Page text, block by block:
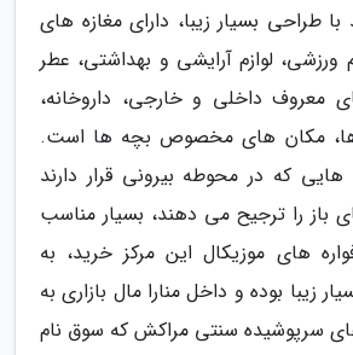
طراحی بسیار زیبا، دارای مغازه های
ورزشی، لوازم آرایشی و بهداشتی، عطر
معروف داخلی و خارجی، داروخانه،
ها، مکان های مخصوص بچه ها است.
هایی که در محوطه بیرونی قرار دارند
باز را ترجیح می دهند، بسیار مناسب
های موزیکال این مرکز خرید، به
بوده و داخل منارا مال بازاری به
سرپوشیده سنتی مراکش که سوق نام